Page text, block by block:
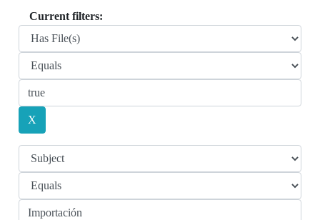
Current filters: